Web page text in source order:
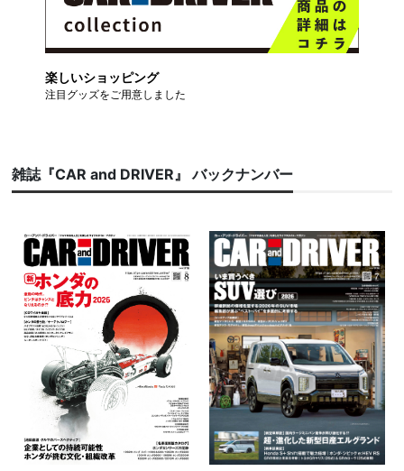
楽しいショッピング
注目グッズをご用意しました
雑誌『CAR and DRIVER』 バックナンバー